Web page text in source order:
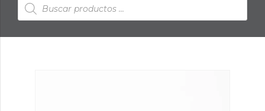
Búsqueda
de